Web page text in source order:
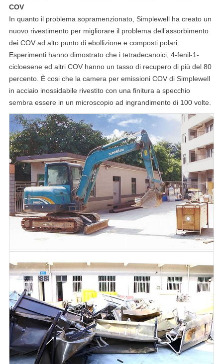
COV
In quanto il problema sopramenzionato, Simplewell ha creato un
nuovo rivestimento per migliorare il problema dell’assorbimento
dei COV ad alto punto di ebollizione e composti polari.
Esperimenti hanno dimostrato che i tetradecanoici, 4-fenil-1-
cicloesene ed altri COV hanno un tasso di recupero di più del 80
percento. È cosi che la camera per emissioni COV di Simplewell
in acciaio inossidabile rivestito con una finitura a specchio
sembra essere in un microscopio ad ingrandimento di 100 volte.